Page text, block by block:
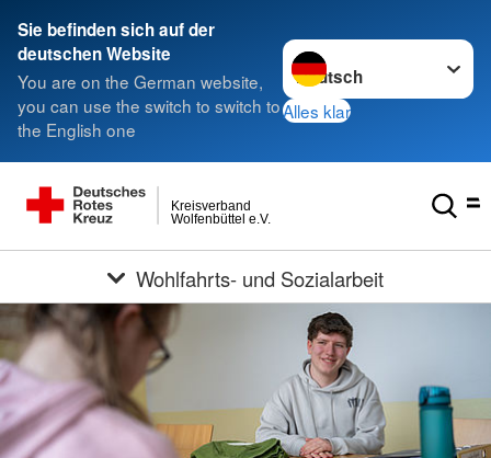
Sie befinden sich auf der
deutschen Website
You are on the German website,
you can use the switch to switch to
the English one
Sprache wechseln zu
Alles klar
Wolfenbüttel e.V.
Kreisverband
Wohlfahrts- und Sozialarbeit